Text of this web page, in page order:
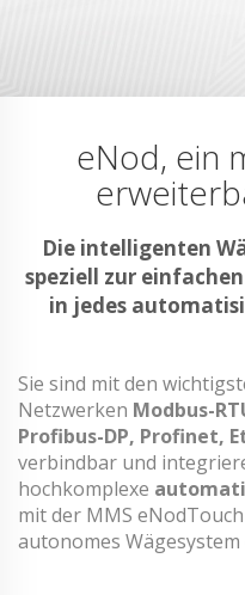
eNod, ein
Die intelligenten
speziell zur
in jedes
Sie sind mit den
Netzwerken Modbus-
Profibus-DP, Profinet,
verbindbar und
hochkomplexe
mit der MMS
autonomes